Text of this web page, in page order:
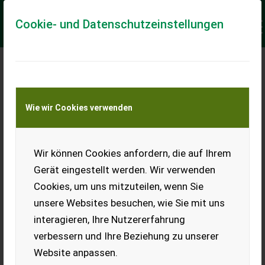
Cookie- und Datenschutzeinstellungen
Wie wir Cookies verwenden
Wir können Cookies anfordern, die auf Ihrem
Gerät eingestellt werden. Wir verwenden
Cookies, um uns mitzuteilen, wenn Sie
unsere Websites besuchen, wie Sie mit uns
interagieren, Ihre Nutzererfahrung
verbessern und Ihre Beziehung zu unserer
Website anpassen.
Meine Transportkostenanfrage
Transport von Land- und Baumaschinen –
KEINE Tiertransporte
Ladeort
Ort